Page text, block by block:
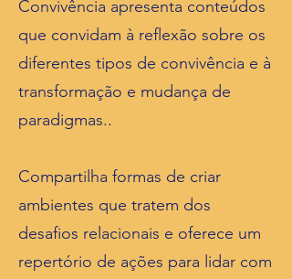
Convivência apresenta conteúdos
que convidam à reflexão sobre os
diferentes tipos de convivência e à
transformação e mudança de
paradigmas..
Compartilha formas de criar
ambientes que tratem dos
desafios relacionais e oferece um
repertório de ações para lidar com